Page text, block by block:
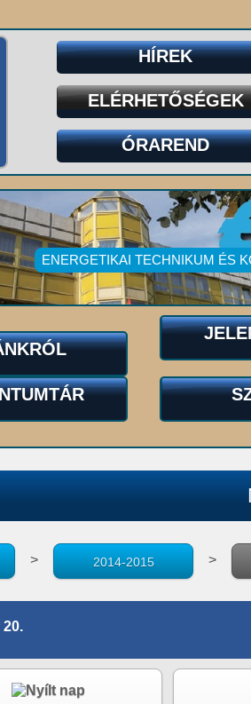
HÍREK
ELÉRHETŐSÉGEK
ÓRAREND
ENERGETIKAI TECHNIKUM ÉS
> 2014-2015 >
20.